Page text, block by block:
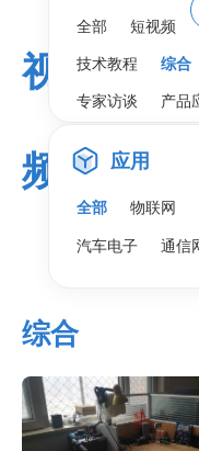
视
频
全部 短视频
技术教程
综合
专家访谈
产品
应用
全部 物联网
汽车电子
通信
综合